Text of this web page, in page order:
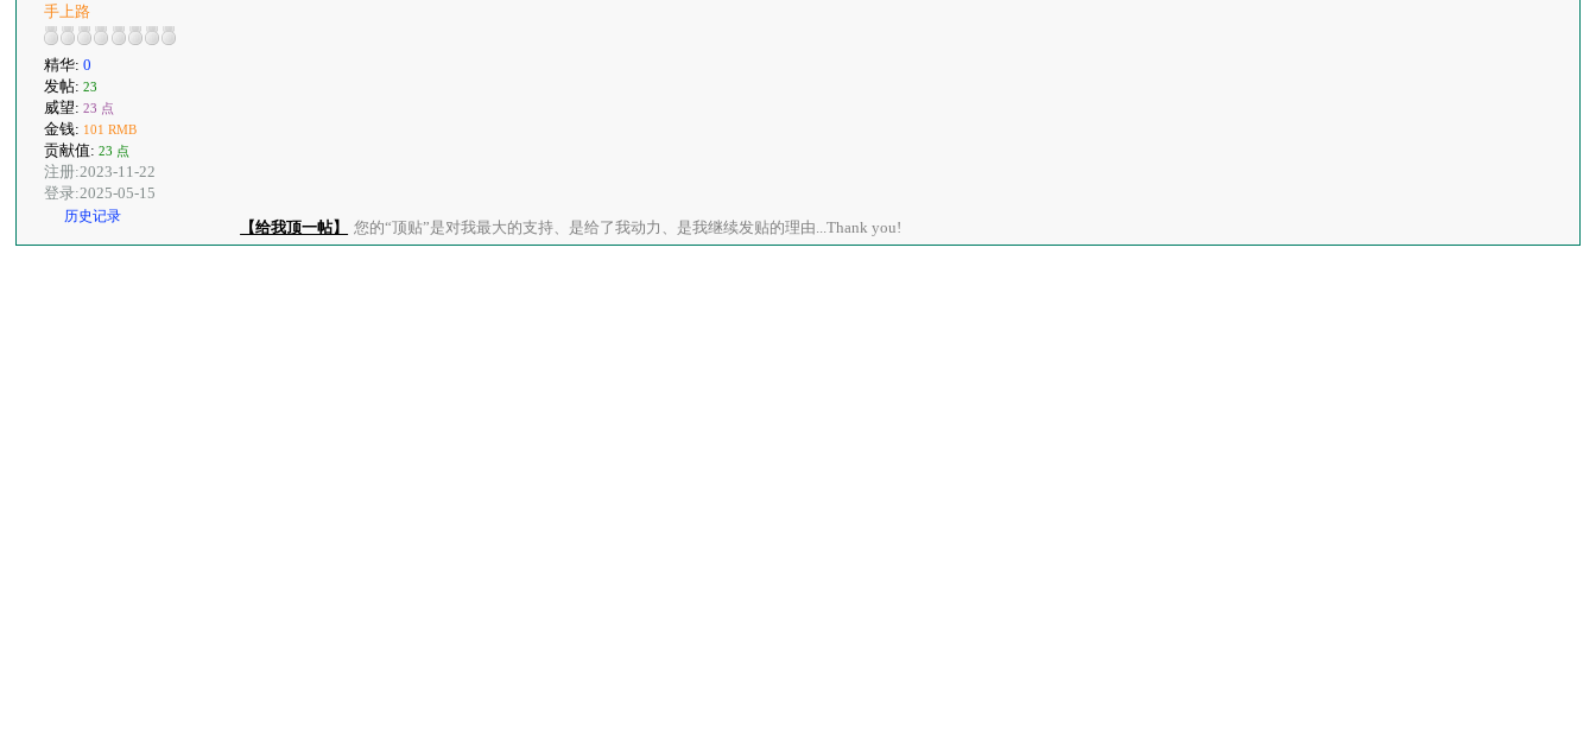
手上路
精华:0
发帖:23
威望:23 点
金钱: 101 RMB
贡献值:23 点
注册:2023-11-22
登录:2025-05-15
历史记录
【给我顶一帖】 您的“顶贴”是对我最大的支持、是给了我动力、是我继续发贴的理由...Thank you!